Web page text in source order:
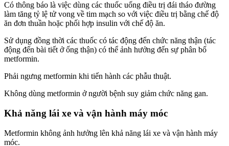
Có thông báo là việc dùng các thuốc uống điều trị đái tháo đường
làm tăng tỷ lệ tử vong về tim mạch so với việc điều trị bằng chế độ
ăn đơn thuần hoặc phối hợp insulin với chế độ ăn.
Sử dụng đồng thời các thuốc có tác động đến chức năng thận (tác
động đến bài tiết ở ống thận) có thể ảnh hưởng đến sự phân bố
metformin.
Phải ngưng metformin khi tiến hành các phẫu thuật.
Không dùng metformin ở người bệnh suy giảm chức năng gan.
Khả năng lái xe và vận hành máy móc
Metformin không ảnh hưởng lên khả năng lái xe và vận hành máy
móc.